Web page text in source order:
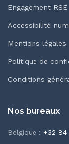
Engagement RSE
Accessibilité
Mentions légales
Politique de
Conditions
Nos bureaux
Belgique : +32 84